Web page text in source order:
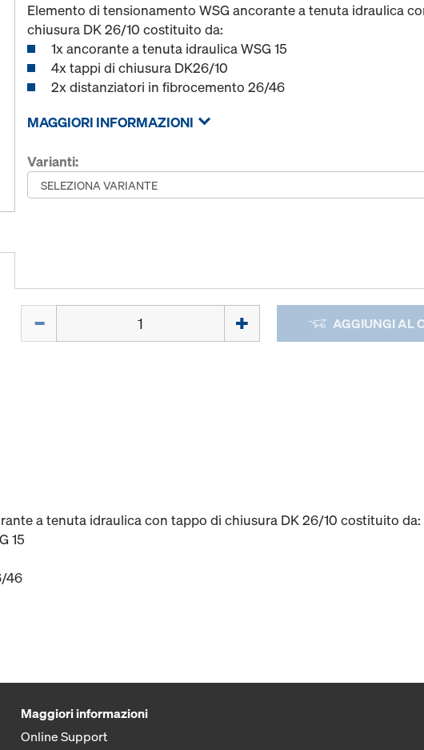
Elemento di tensionamento WSG ancorante a tenuta idraulica
chiusura DK 26/10 costituito da:
1x ancorante a tenuta idraulica WSG 15
4x tappi di chiusura DK26/10
2x distanziatori in fibrocemento 26/46
MAGGIORI INFORMAZIONI
Varianti:
AGGIUNGI AL
a tenuta idraulica con tappo di chiusura DK 26/10 costituito da:
15
46
Maggiori informazioni
Online Support